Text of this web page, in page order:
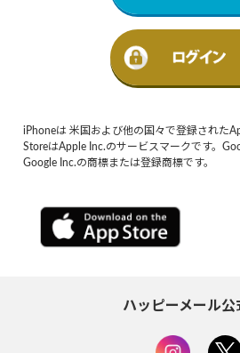
iPhoneは 米国および他の国々で登録された
StoreはApple Inc.のサービスマークです。
Google Inc.の商標または登録商標です。
ハッピーメール公